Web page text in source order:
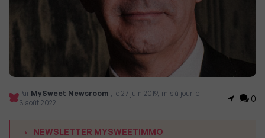
Par MySweet Newsroom , le 27 juin 2019, mis à jour le
3 août 2022
0
NEWSLETTER MYSWEETIMMO